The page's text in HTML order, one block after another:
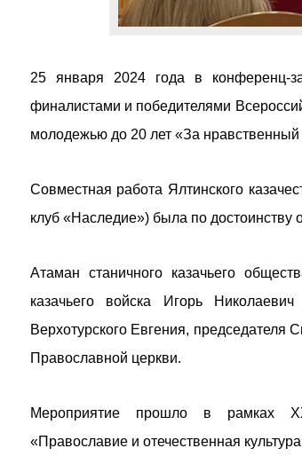
25 января 2024 года в конференц-
финалистами и победителями
молодежью до 20 лет «За нравственный
Совместная работа Ялтинского
клуб «Наследие») была по
Атаман станичного казачьего
казачьего войска Игорь
Верхотурского Евгения, председателя
Православной церкви.
Мероприятие прошло в рамках
«Православие и отечественная